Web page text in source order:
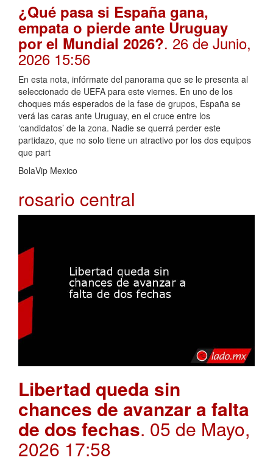
¿Qué pasa si España gana,
empata o pierde ante Uruguay
por el Mundial 2026?. 26 de Junio,
2026 15:56
En esta nota, infórmate del panorama que se le presenta al
seleccionado de UEFA para este viernes. En uno de los
choques más esperados de la fase de grupos, España se
verá las caras ante Uruguay, en el cruce entre los
‘candidatos’ de la zona. Nadie se querrá perder este
partidazo, que no solo tiene un atractivo por los dos equipos
que part
BolaVip Mexico
rosario central
Libertad queda sin
chances de avanzar a falta
de dos fechas. 05 de Mayo,
2026 17:58